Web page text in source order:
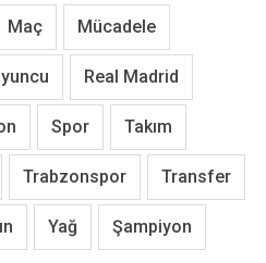
Maç Mücadele
Real Madrid
Spor Takım
Trabzonspor Transfer
Yağ Şampiyon